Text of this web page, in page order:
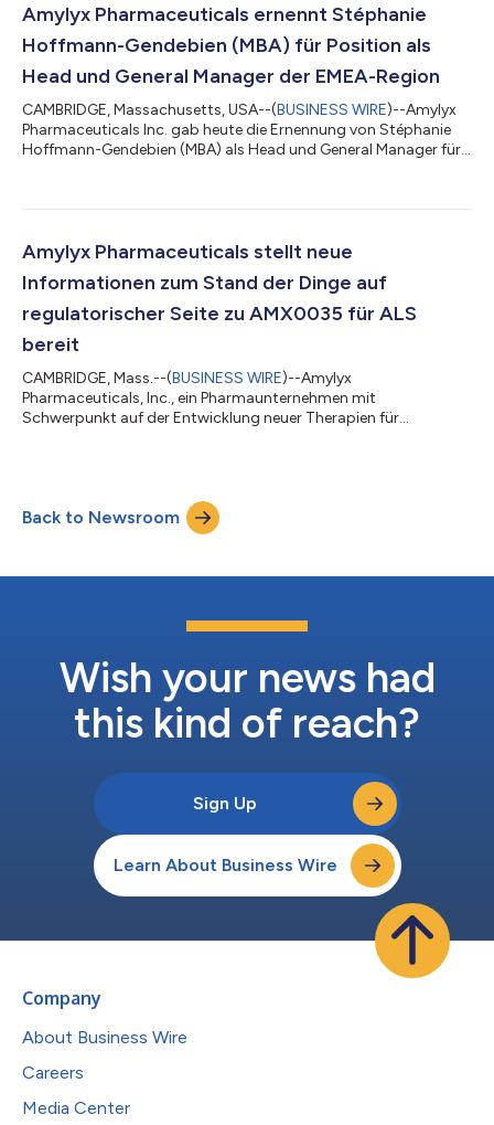
Humanarzneimittel (CHMP) der Europäischen Arzneimittel-
Agentur (EMA) validiert wurde und nun beim CHMP evaluiert
wird. „Die Validierung un...
Amylyx Pharmaceuticals ernennt Stéphanie
Hoffmann-Gendebien (MBA) für Position als
Head und General Manager der EMEA-Region
CAMBRIDGE, Massachusetts, USA--(BUSINESS WIRE)--Amylyx
Pharmaceuticals Inc. gab heute die Ernennung von Stéphanie
Hoffmann-Gendebien (MBA) als Head und General Manager für
der Pharma- und Biotechnologieindustrie sowie über fundierte
Arzneimitteln für seltene Erkrankungen (Orphan-Arzneimittel).
Amylyx Pharmaceuticals EMEA B.V.,...
Amylyx Pharmaceuticals stellt neue
Informationen zum Stand der Dinge auf
regulatorischer Seite zu AMX0035 für ALS
bereit
CAMBRIDGE, Mass.--(BUSINESS WIRE)--Amylyx
Pharmaceuticals, Inc., ein Pharmaunternehmen mit
Schwerpunkt auf der Entwicklung neuer Therapien für
AMX0035 durch den klinischen Entwicklungsprozess für die
Behandlung von ALS zu führen. Das Unternehmen plant die
Einreichung eines Marktzulassungsantrags für AMX0035 beim
Back to Newsroom
Wish your news had
this kind of reach?
Sign Up
Learn About Business Wire
Company
About Business Wire
Careers
Media Center